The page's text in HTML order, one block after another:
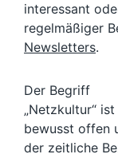
interessant
regelmäßiger
Newsletters.
Der Begriff
„Netzkultur“
bewusst offen
der zeitliche